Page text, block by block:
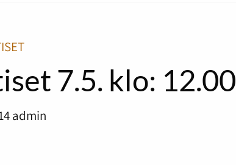
7.5. klo: 12.00
admin